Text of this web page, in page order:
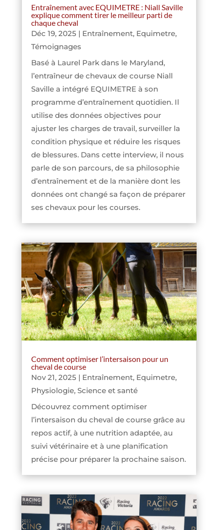
Entraînement avec EQUIMETRE : Niall Saville
explique comment tirer le meilleur parti de
chaque cheval
Déc 19, 2025 | Entraînement, Equimetre,
Témoignages
Basé à Laurel Park dans le Maryland,
l’entraîneur de chevaux de course Niall
Saville a intégré EQUIMETRE à son
programme d’entraînement quotidien. Il
utilise des données objectives pour
ajuster les charges de travail, surveiller la
condition physique et réduire les risques
de blessures. Dans cette interview, il nous
parle de son parcours, de sa philosophie
d’entraînement et de la manière dont les
données ont changé sa façon de préparer
ses chevaux pour les courses.
Comment optimiser l’intersaison pour un
cheval de course
Nov 21, 2025 | Entraînement, Equimetre,
Physiologie, Science et santé
Découvrez comment optimiser
l’intersaison du cheval de course grâce au
repos actif, à une nutrition adaptée, au
suivi vétérinaire et à une planification
précise pour préparer la prochaine saison.